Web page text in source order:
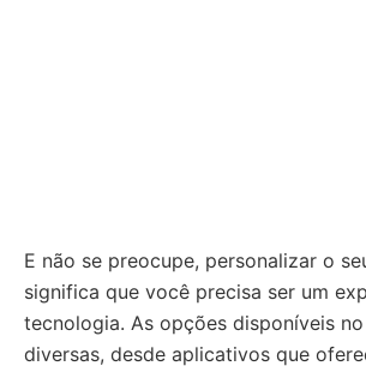
E não se preocupe, personalizar o
significa que você precisa ser um
tecnologia. As opções disponíveis
diversas, desde aplicativos que